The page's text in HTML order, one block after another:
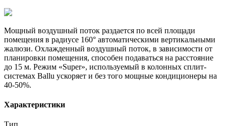
Мощный воздушный поток раздается по всей площади
помещения в радиусе 160° автоматическими вертикальными
жалюзи. Охлажденный воздушный поток, в зависимости от
планировки помещения, способен подаваться на расстояние
до 15 м. Режим «Super», используемый в колонных сплит-
системах Ballu ускоряет и без того мощные кондиционеры на
40-50%.
Характеристики